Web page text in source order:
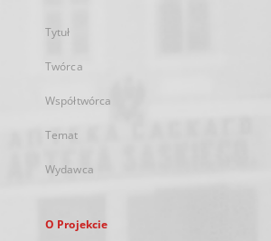
Tytuł
Twórca
Współtwórca
Temat
Wydawca
O Projekcie